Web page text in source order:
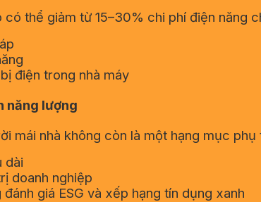
thể giảm từ 15–30% chi phí điện năng
điện trong nhà máy
năng lượng
mái nhà không còn là một hạng mục
dài
doanh nghiệp
giá ESG và xếp hạng tín dụng xanh